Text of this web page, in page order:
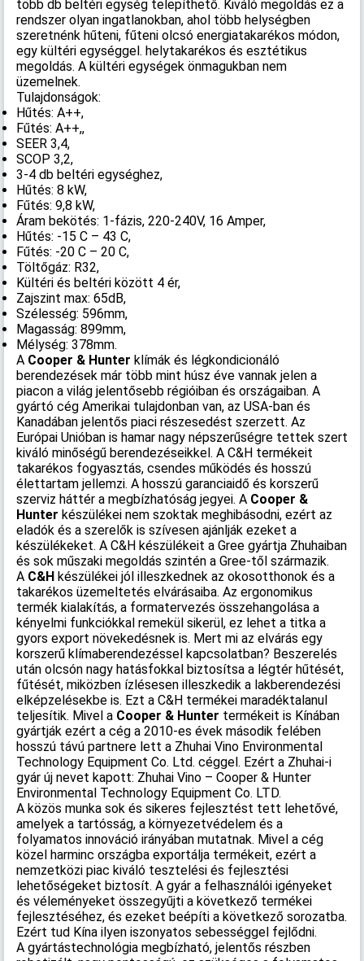
több db beltéri egység telepíthető. Kiváló megoldás ez a
rendszer olyan ingatlanokban, ahol több helységben
szeretnénk hűteni, fűteni olcsó energiatakarékos módon,
egy kültéri egységgel. helytakarékos és esztétikus
megoldás. A kültéri egységek önmagukban nem
üzemelnek.
Tulajdonságok:
Hűtés: A++,
Fűtés: A++,,
SEER 3,4,
SCOP 3,2,
3-4 db beltéri egységhez,
Hűtés: 8 kW,
Fűtés: 9,8 kW,
Áram bekötés: 1-fázis, 220-240V, 16 Amper,
Hűtés: -15 C – 43 C,
Fűtés: -20 C – 20 C,
Töltőgáz: R32,
Kültéri és beltéri között 4 ér,
Zajszint max: 65dB,
Szélesség: 596mm,
Magasság: 899mm,
Mélység: 378mm.
A Cooper & Hunter klímák és légkondicionáló
berendezések már több mint húsz éve vannak jelen a
piacon a világ jelentősebb régióiban és országaiban. A
gyártó cég Amerikai tulajdonban van, az USA-ban és
Kanadában jelentős piaci részesedést szerzett. Az
Európai Unióban is hamar nagy népszerűségre tettek szert
kiváló minőségű berendezéseikkel. A C&H termékeit
takarékos fogyasztás, csendes működés és hosszú
élettartam jellemzi. A hosszú garanciaidő és korszerű
szerviz háttér a megbízhatóság jegyei. A Cooper &
Hunter készülékei nem szoktak meghibásodni, ezért az
eladók és a szerelők is szívesen ajánlják ezeket a
készülékeket. A C&H készülékeit a Gree gyártja Zhuhaiban
és sok műszaki megoldás szintén a Gree-től származik.
A C&H készülékei jól illeszkednek az okosotthonok és a
takarékos üzemeltetés elvárásaiba. Az ergonomikus
termék kialakítás, a formatervezés összehangolása a
kényelmi funkciókkal remekül sikerül, ez lehet a titka a
gyors export növekedésnek is. Mert mi az elvárás egy
korszerű klímaberendezéssel kapcsolatban? Beszerelés
után olcsón nagy hatásfokkal biztosítsa a légtér hűtését,
fűtését, miközben ízlésesen illeszkedik a lakberendezési
elképzelésekbe is. Ezt a C&H termékei maradéktalanul
teljesítik. Mivel a Cooper & Hunter termékeit is Kínában
gyártják ezért a cég a 2010-es évek második felében
hosszú távú partnere lett a Zhuhai Vino Environmental
Technology Equipment Co. Ltd. céggel. Ezért a Zhuhai-i
gyár új nevet kapott: Zhuhai Vino – Cooper & Hunter
Environmental Technology Equipment Co. LTD.
A közös munka sok és sikeres fejlesztést tett lehetővé,
amelyek a tartósság, a környezetvédelem és a
folyamatos innováció irányában mutatnak. Mivel a cég
közel harminc országba exportálja termékeit, ezért a
nemzetközi piac kiváló tesztelési és fejlesztési
lehetőségeket biztosít. A gyár a felhasználói igényeket
és véleményeket összegyűjti a következő termékei
fejlesztéséhez, és ezeket beépíti a következő sorozatba.
Ezért tud Kína ilyen iszonyatos sebességgel fejlődni.
A gyártástechnológia megbízható, jelentős részben